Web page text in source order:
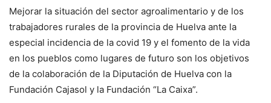
Mejorar la situación del sector agroalimentario y de los
trabajadores rurales de la provincia de Huelva ante la
especial incidencia de la covid 19 y el fomento de la vida
en los pueblos como lugares de futuro son los objetivos
de la colaboración de la Diputación de Huelva con la
Fundación Cajasol y la Fundación “La Caixa”.